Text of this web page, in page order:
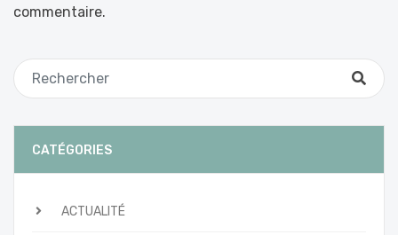
commentaire.
CATÉGORIES
ACTUALITÉ